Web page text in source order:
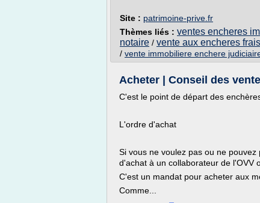
Site : patrimoine-prive.fr
Thèmes liés : ventes encheres
notaire / vente aux encheres
/ vente immobiliere enchere
Acheter | Conseil des
C'est le point de départ des
L'ordre d'achat
Si vous ne voulez pas ou ne
d'achat à un collaborateur de l'OVV
C'est un mandat pour acheter aux
Comme...